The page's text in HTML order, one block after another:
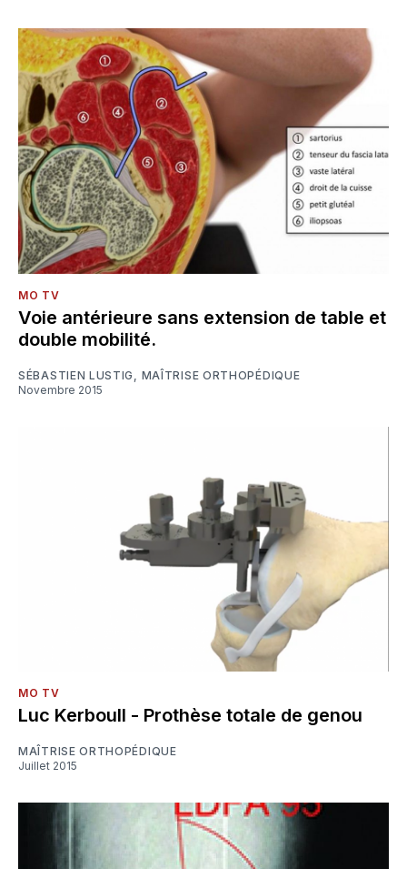
MO TV
Voie antérieure sans extension de table et
double mobilité.
SÉBASTIEN LUSTIG
MAÎTRISE ORTHOPÉDIQUE
Novembre 2015
MO TV
Luc Kerboull - Prothèse totale de genou
MAÎTRISE ORTHOPÉDIQUE
Juillet 2015